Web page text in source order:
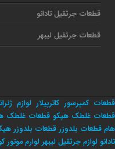
قطعات جرثقیل تادانو
قطعات جرثقیل لیبهر
قطعات کمپرسور کاترپیلار لوازم
قطعات غلطک هپکو قطعات غلطک
هام قطعات بلدوزر قطعات بلدوزر
تادانو لوازم جرثقیل لیبهر لوارم موتور